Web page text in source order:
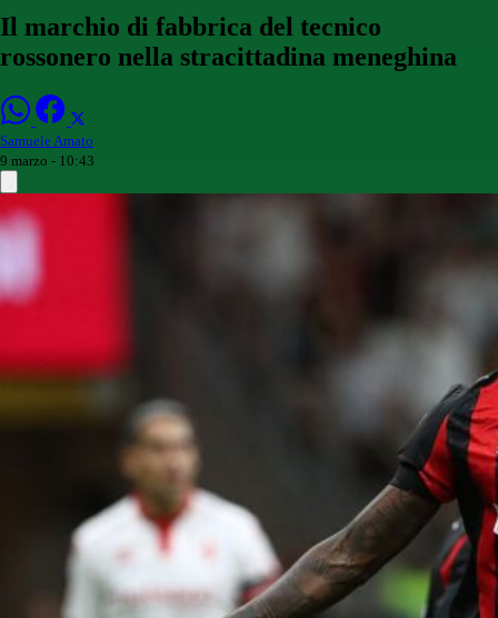
Il marchio di fabbrica del tecnico
rossonero nella stracittadina meneghina
Samuele Amato
9 marzo - 10:43